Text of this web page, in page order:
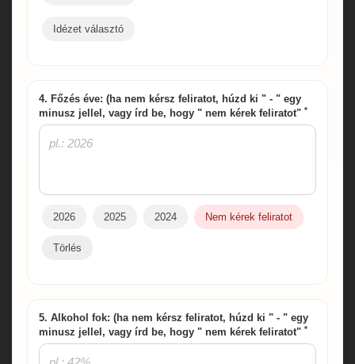
Idézet választó
4. Főzés éve: (ha nem kérsz feliratot, húzd ki " - " egy
minusz jellel, vagy írd be, hogy " nem kérek feliratot" *
2026 2025 2024 Nem kérek feliratot
Törlés
5. Alkohol fok: (ha nem kérsz feliratot, húzd ki " - " egy
minusz jellel, vagy írd be, hogy " nem kérek feliratot" *